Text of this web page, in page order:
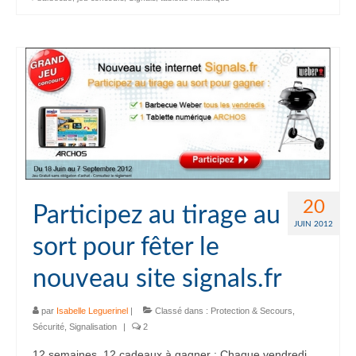
20
JUIN 2012
Participez au tirage au
sort pour fêter le
nouveau site signals.fr
par Isabelle Leguerinel Classé dans : Protection & Secours
Sécurité Signalisation 2